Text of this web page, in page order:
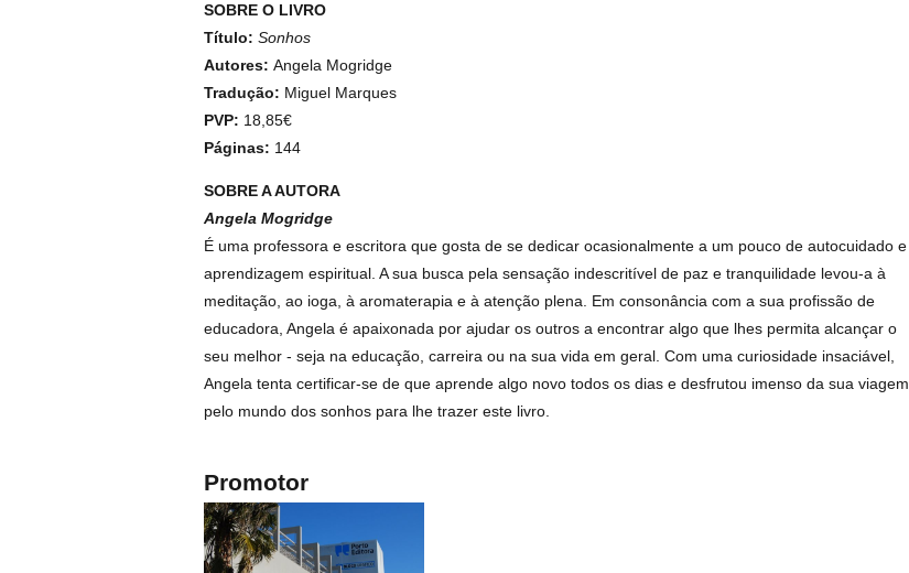
SOBRE O LIVRO
Título: Sonhos
Autores: Angela Mogridge
Tradução: Miguel Marques
PVP: 18,85€
Páginas: 144
SOBRE A AUTORA
Angela Mogridge
É uma professora e escritora que gosta de se dedicar ocasionalmente a um pouco de autocuidado e
aprendizagem espiritual. A sua busca pela sensação indescritível de paz e tranquilidade levou-a à
meditação, ao ioga, à aromaterapia e à atenção plena. Em consonância com a sua profissão de
educadora, Angela é apaixonada por ajudar os outros a encontrar algo que lhes permita alcançar o
seu melhor - seja na educação, carreira ou na sua vida em geral. Com uma curiosidade insaciável,
Angela tenta certificar-se de que aprende algo novo todos os dias e desfrutou imenso da sua viagem
pelo mundo dos sonhos para lhe trazer este livro.
Promotor